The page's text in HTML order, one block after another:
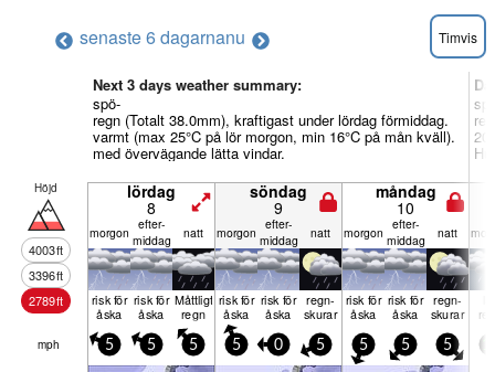
senaste 6 dagarnanu Timvis
Next 3 days weather summary:
spö-
regn (Totalt 38.0mm), kraftigast under lördag förmiddag.
varmt (max 25°C på lör morgon, min 16°C på mån kväll).
med övervägande lätta vindar.
Höjd
4003ft
3396ft
2789ft
lördag
8
söndag
9
måndag
10
mor­gon efter­
middag
natt mor­gon efter­
middag
natt mor­gon efter­
middag
natt
risk för
åska
risk för
åska
Måttligt
regn
risk för
åska
risk för
åska
regn­
skurar
risk för
åska
risk för
åska
regn­
skurar
mph 5 5 5 5 0 5 5 5 5